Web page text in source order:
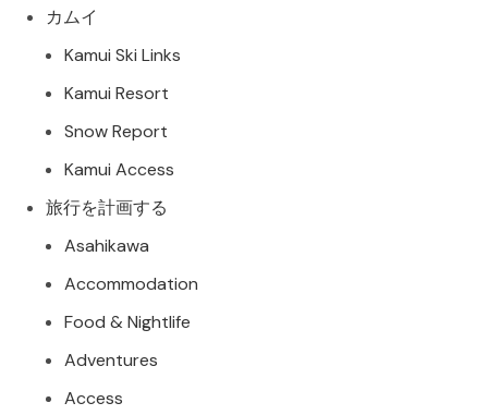
カムイ
Kamui Ski Links
Kamui Resort
Snow Report
Kamui Access
旅行を計画する
Asahikawa
Accommodation
Food & Nightlife
Adventures
Access